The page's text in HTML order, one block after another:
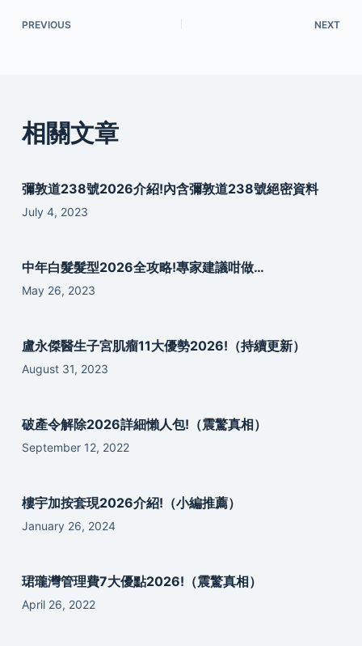
PREVIOUS NEXT
相關文章
彌敦道238號2026介紹!內含彌敦道238號絕密資料
July 4, 2023
中年白髮髮型2026全攻略!專家建議咁做…
May 26, 2023
盧永傑醫生子宮肌瘤11大優勢2026!（持續更新）
August 31, 2023
破產令解除2026詳細懶人包!（震驚真相）
September 12, 2022
樓宇加按套現2026介紹!（小編推薦）
January 26, 2024
珺瓏灣管理費7大優點2026!（震驚真相）
April 26, 2022